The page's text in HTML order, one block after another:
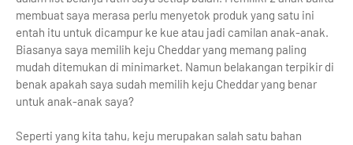
membuat saya merasa perlu menyetok produk yang satu ini
entah itu untuk dicampur ke kue atau jadi camilan anak-anak.
Biasanya saya memilih keju Cheddar yang memang paling
mudah ditemukan di minimarket. Namun belakangan terpikir di
benak apakah saya sudah memilih keju Cheddar yang benar
untuk anak-anak saya?
Seperti yang kita tahu, keju merupakan salah satu bahan